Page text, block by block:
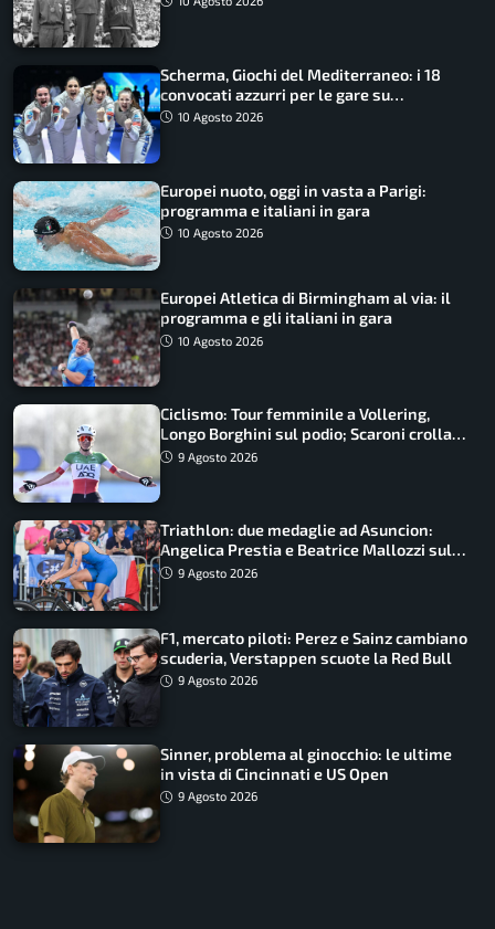
Scherma, Giochi del Mediterraneo: i 18
convocati azzurri per le gare su
SportFaceTV
10 Agosto 2026
Europei nuoto, oggi in vasta a Parigi:
programma e italiani in gara
10 Agosto 2026
Europei Atletica di Birmingham al via: il
programma e gli italiani in gara
10 Agosto 2026
Ciclismo: Tour femminile a Vollering,
Longo Borghini sul podio; Scaroni crolla
in Polonia
9 Agosto 2026
Triathlon: due medaglie ad Asuncion:
Angelica Prestia e Beatrice Mallozzi sul
podio
9 Agosto 2026
F1, mercato piloti: Perez e Sainz cambiano
scuderia, Verstappen scuote la Red Bull
9 Agosto 2026
Sinner, problema al ginocchio: le ultime
in vista di Cincinnati e US Open
9 Agosto 2026